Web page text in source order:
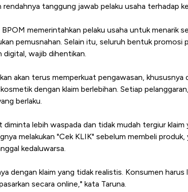
tanggung jawab pelaku usaha terhadap
memerintahkan pelaku usaha untuk menarik
pemusnahan. Selain itu, seluruh bentuk promosi
digital, wajib dihentikan.
akan terus memperkuat pengawasan, khususnya
dengan klaim berlebihan. Setiap
berlaku.
diminta lebih waspada dan tidak mudah tergiur klaim
melakukan "Cek KLIK" sebelum membeli produk,
kedaluwarsa.
dengan klaim yang tidak realistis. Konsumen
secara online," kata Taruna.